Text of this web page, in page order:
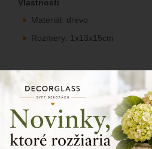
Vlastnosti
Materiál: drevo
Rozmery: 1x13x15cm
Dekoračná drevená záveska v
ako dekoračný doplnok na